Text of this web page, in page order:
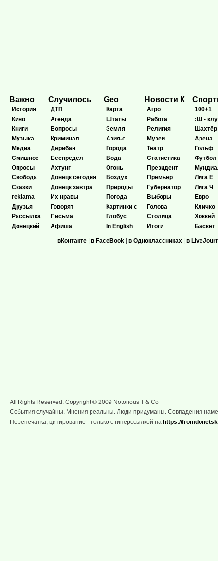
Важно
История
Кино
Книги
Музыка
Медиа
Смишное
Опросы
Свобода
Сказки
reklama
Друзья
Рассылка
Донецкий
Случилось
ДТП
Агенда
Вопросы
Криминал
Дерибан
Беспредел
Ахтунг
Донецк сегодня
Донецк завтра
Их нравы
Говорят
Письма
Афиша
Geo
Карта
Штаты
Земля
Азия-с
Города
Вода
Огонь
Воздух
Природы
Погода
Картинки с
Глобус
In English
Новости К
Агро
Работа
Религия
Музеи
Театр
Статистика
Президент
Премьер
Губернатор
Выборы
Голова
Столица
Итоги
100+1
:Ш -
Шахтёр
Арена
Гольф
Футбол
Лига Е
Лига Ч
Евро
Кличко
Хоккей
Баскет
вКонтакте | в FaceBook | в Одноклассниках | в
All Rights Reserved. Copyright © 2009 Notorious T & Co
События случайны. Мнения реальны. Люди придуманы. Совпадения
Перепечатка, цитирование - только с гиперссылкой на https://